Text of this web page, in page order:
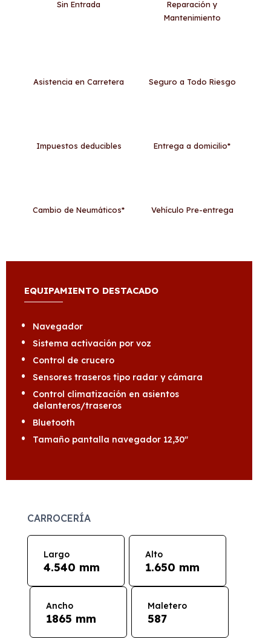
Sin Entrada
Reparación y
Mantenimiento
Asistencia en Carretera Seguro a Todo Riesgo
Impuestos deducibles Entrega a domicilio*
Cambio de Neumáticos* Vehículo Pre-entrega
EQUIPAMIENTO DESTACADO
Navegador
Sistema activación por voz
Control de crucero
Sensores traseros tipo radar y cámara
Control climatización en asientos
delanteros/traseros
Bluetooth
Tamaño pantalla navegador 12,30"
CARROCERÍA
Largo
4.540 mm
Alto
1.650 mm
Ancho
1865 mm
Maletero
587